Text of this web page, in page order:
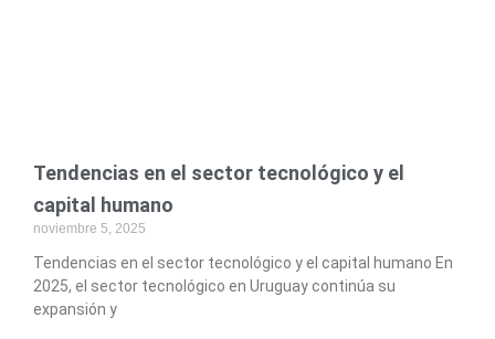
Tendencias en el sector tecnológico y el
capital humano
noviembre 5, 2025
Tendencias en el sector tecnológico y el capital humano En
2025, el sector tecnológico en Uruguay continúa su
expansión y